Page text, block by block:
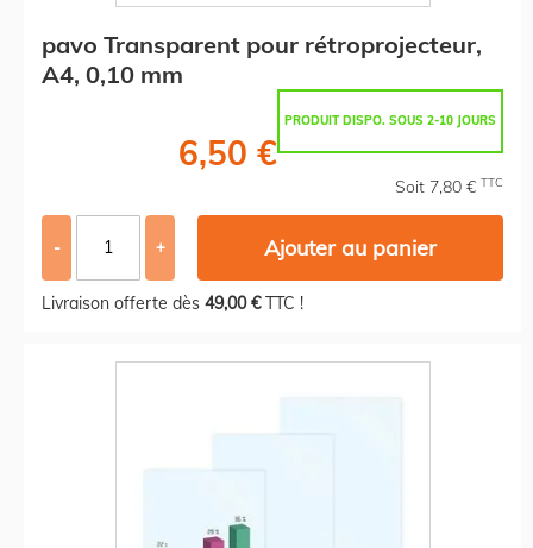
pavo Transparent pour rétroprojecteur,
A4, 0,10 mm
PRODUIT DISPO. SOUS 2-10 JOURS
6,50 €
Soit 7,80 € TTC
- + Ajouter au panier
Livraison offerte dès 49,00 €TTC !